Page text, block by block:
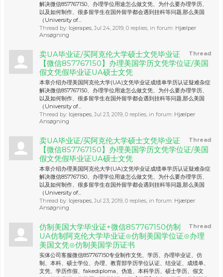
解决微信857767150、办理学位用途怎么做文凭、为什么要办理学历、
以及如何制作、很多留学生在国外留学都会遇到挂科等问题,那么美国
（University of...
Thread by: lojerapes, Jul 24, 2019, 0 replies, in forum: Hjælper
Ansøgning
Thread
卖UA毕业证/买阿克伦大学硕士文凭毕业证
【微信857767150】办理美国学历文凭学位证/美国
假文凭假毕业证UA硕士文凭
本章介绍办理美国阿克伦大学(UA)文凭毕业证成绩单学历认证疑难杂症
解决微信857767150、办理学位用途怎么做文凭、为什么要办理学历、
以及如何制作、很多留学生在国外留学都会遇到挂科等问题,那么美国
（University of...
Thread by: lojerapes, Jul 23, 2019, 0 replies, in forum: Hjælper
Ansøgning
Thread
卖UA毕业证/买阿克伦大学硕士文凭毕业证
【微信857767150】办理美国学历文凭学位证/美国
假文凭假毕业证UA硕士文凭
本章介绍办理美国阿克伦大学(UA)文凭毕业证成绩单学历认证疑难杂症
解决微信857767150、办理学位用途怎么做文凭、为什么要办理学历、
以及如何制作、很多留学生在国外留学都会遇到挂科等问题,那么美国
（University of...
Thread by: lojerapes, Jul 23, 2019, 0 replies, in forum: Hjælper
Ansøgning
Thread
仿制美国大学毕业证+微信857767150仿制
UA仿制阿克伦大学毕业证⊙仿制美国学位证⊙办理
美国文凭⊙仿制美国学历证书
实体公司客服微信857767150专业制作文凭、学历、办理毕业证、仿
制、本科、硕士学位、办理、教育部学历学位认证、结业证、成绩单、
文凭、学历作假、fakediploma、伪造、本科学历、硕士学历、假文